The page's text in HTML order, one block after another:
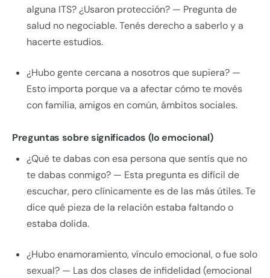
alguna ITS? ¿Usaron protección? — Pregunta de
salud no negociable. Tenés derecho a saberlo y a
hacerte estudios.
¿Hubo gente cercana a nosotros que supiera? —
Esto importa porque va a afectar cómo te movés
con familia, amigos en común, ámbitos sociales.
Preguntas sobre significados (lo emocional)
¿Qué te dabas con esa persona que sentís que no
te dabas conmigo? — Esta pregunta es difícil de
escuchar, pero clínicamente es de las más útiles. Te
dice qué pieza de la relación estaba faltando o
estaba dolida.
¿Hubo enamoramiento, vínculo emocional, o fue solo
sexual? — Las dos clases de infidelidad (emocional